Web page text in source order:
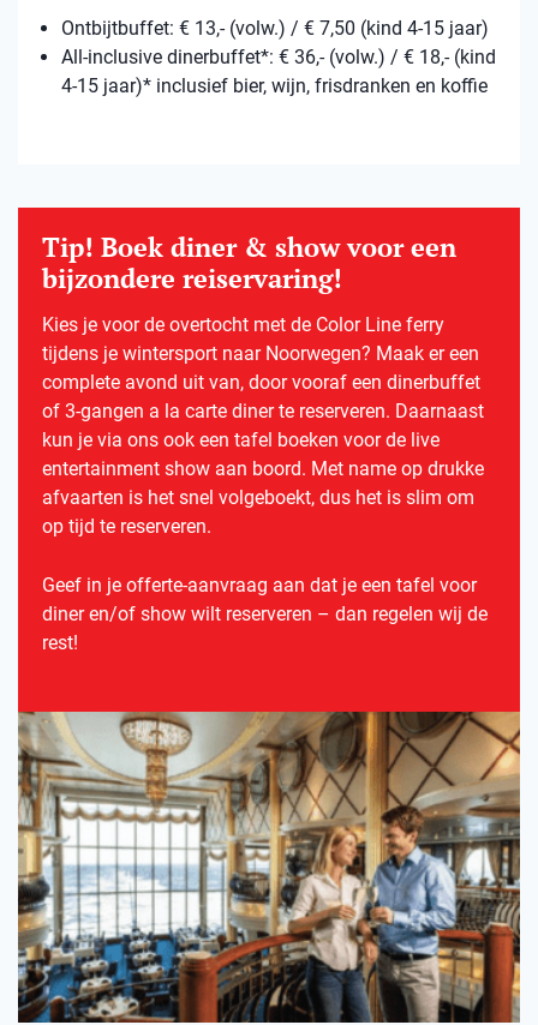
Ontbijtbuffet: € 13,- (volw.) / € 7,50 (kind 4-15 jaar)
All-inclusive dinerbuffet*: € 36,- (volw.) / € 18,- (kind
4-15 jaar)* inclusief bier, wijn, frisdranken en koffie
Tip! Boek diner & show voor een
bijzondere reiservaring!
Kies je voor de overtocht met de Color Line ferry
tijdens je wintersport naar Noorwegen? Maak er een
complete avond uit van, door vooraf een dinerbuffet
of 3-gangen a la carte diner te reserveren. Daarnaast
kun je via ons ook een tafel boeken voor de live
entertainment show aan boord. Met name op drukke
afvaarten is het snel volgeboekt, dus het is slim om
op tijd te reserveren.
Geef in je offerte-aanvraag aan dat je een tafel voor
diner en/of show wilt reserveren – dan regelen wij de
rest!